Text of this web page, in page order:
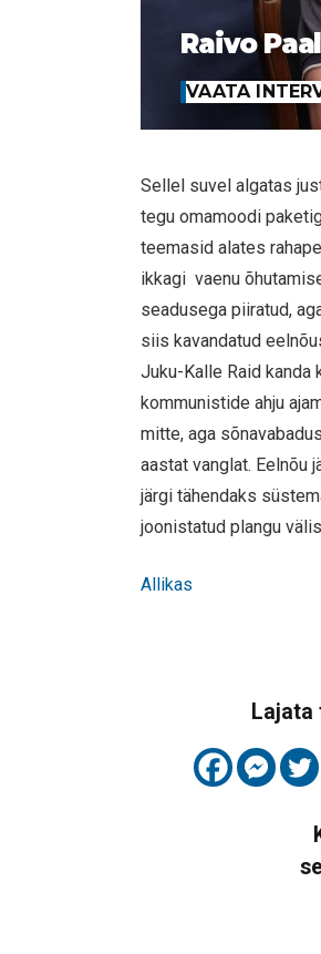
Raivo
VAATA
Sellel suvel algatas
tegu omamoodi
teemasid alates
ikkagi vaenu
seadusega piiratud,
siis kavandatud
Juku-Kalle Raid kanda
kommunistide ahju
mitte, aga
aastat vanglat. Eelnõu
järgi tähendaks
joonistatud plangu
Allikas